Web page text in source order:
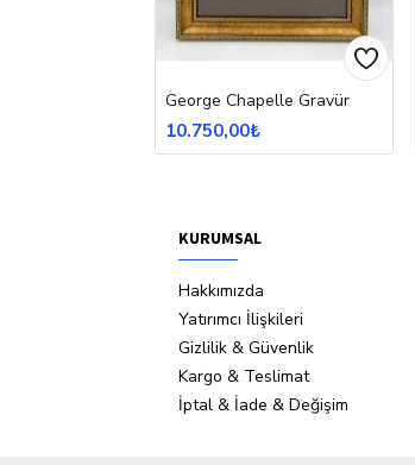
George Chapelle Gravür
10.750,00₺
KURUMSAL
Hakkımızda
Yatırımcı İlişkileri
Gizlilik & Güvenlik
Kargo & Teslimat
İptal & İade & Değişim